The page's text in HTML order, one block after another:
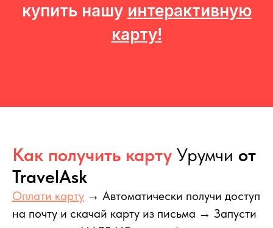
купить нашу интерактивную
карту!
Как получить карту Урумчи от
TravelAsk
Оплати карту → Автоматически получи доступ
на почту и скачай карту из письма → Запусти